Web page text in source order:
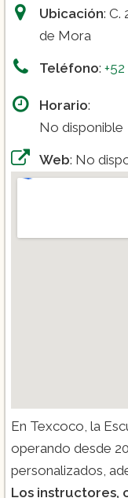
Ubicación: C.
de Mora
Teléfono:
Horario:
No disponible
Web: No
En Texcoco, la
operando desde
personalizados,
Los instructores,